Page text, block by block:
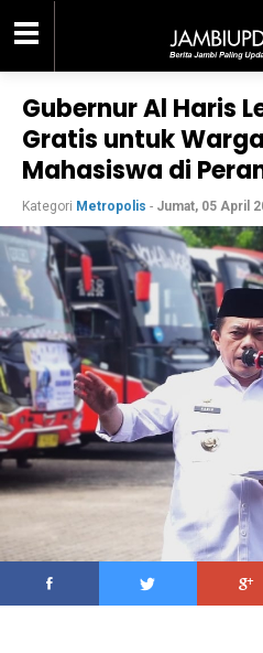
Gubernur Al Haris
Gratis untuk
Mahasiswa di
Kategori Metropolis - Jumat, 05 April